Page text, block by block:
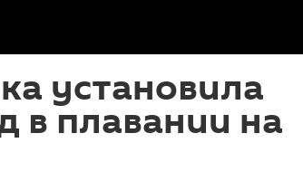
установила
в плавании на